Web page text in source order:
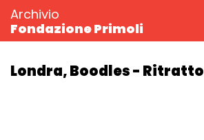
Archivio
Fondazione Primoli
Londra, Boodles - Ritratto